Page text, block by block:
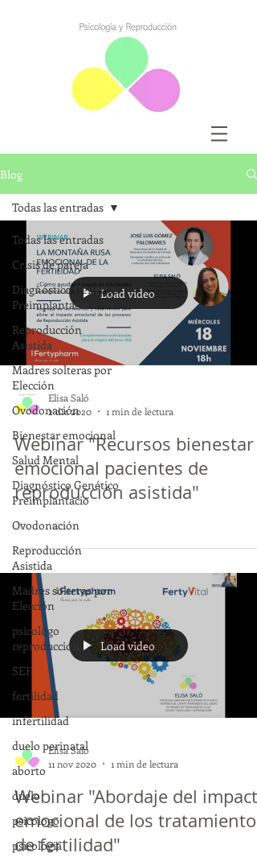
Blog
Todas las entradas
Crisis de pareja
Diagnóstico Genético
Preimplantacio
Reproducción
Asistida
Madres solteras por
Elección
Ovodonación
Bienestar emocional
Salud Mental
Diagnóstico Genético
Preimplantacio
Ovodonación
Reproducción
Asistida
Madres solteras por
Elección
psicologo
reproduccion
SEF
fertilidad
infertilidad
duelo perinatal
aborto
duelo
psicologo
psicologia
Todas las entradas
Load video
Elisa Saló
2 dic 2020
1 min de lectura
Webinar "Recursos bienestar
emocional pacientes de
reproducción asistida"
Load video
Elisa Saló
11 nov 2020
1 min de lectura
Webinar "Abordaje del impacto
emocional de los tratamientos
de fertilidad"